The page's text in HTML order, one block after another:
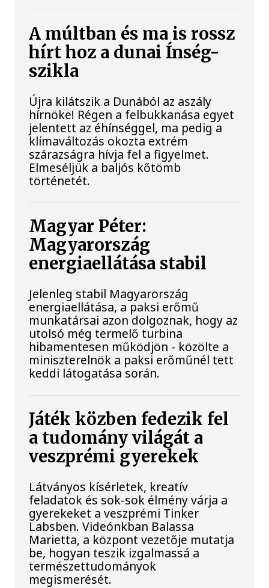
A múltban és ma is rossz
hírt hoz a dunai Ínség-
szikla
Újra kilátszik a Dunából az aszály
hírnöke! Régen a felbukkanása egyet
jelentett az éhínséggel, ma pedig a
klímaváltozás okozta extrém
szárazságra hívja fel a figyelmet.
Elmeséljük a baljós kőtömb
történetét.
Magyar Péter:
Magyarország
energiaellátása stabil
Jelenleg stabil Magyarország
energiaellátása, a paksi erőmű
munkatársai azon dolgoznak, hogy az
utolsó még termelő turbina
hibamentesen működjön - közölte a
miniszterelnök a paksi erőműnél tett
keddi látogatása során.
Játék közben fedezik fel
a tudomány világát a
veszprémi gyerekek
Látványos kísérletek, kreatív
feladatok és sok-sok élmény várja a
gyerekeket a veszprémi Tinker
Labsben. Videónkban Balassa
Marietta, a központ vezetője mutatja
be, hogyan teszik izgalmassá a
természettudományok
megismerését.